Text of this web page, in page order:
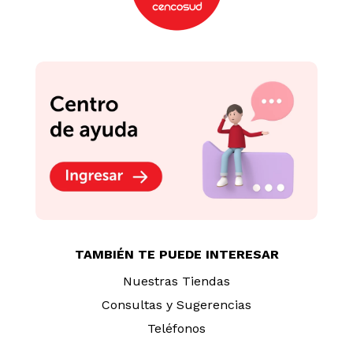
TAMBIÉN TE PUEDE INTERESAR
Nuestras Tiendas
Consultas y Sugerencias
Teléfonos